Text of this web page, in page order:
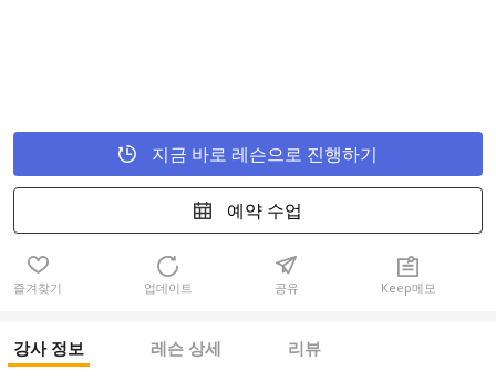
지금 바로 레슨으로 진행하기
예약 수업
즐겨찾기 업데이트 공유 Keep메모
강사 정보 레슨 상세 리뷰